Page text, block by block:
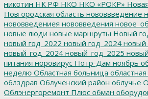
никотин НК РФ НКО НКО «РОКР»
Новгородская область нововвведение
нововведениея нововведения
новые люди новые маршруты Новый
новый год_2022 новый год_2024 новый
новый_год_2024 новый_год_2025
питания норовирус Нотр-Дам ноябрь
неделю Областная больница
облздрав Облученский район облучье
Облэнергоремонт Плюс обман